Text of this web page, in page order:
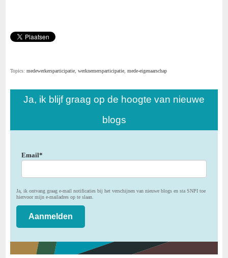
Topics:medewerkersparticipatie ,werknemersparticipatie ,mede-eigenaarschap
Ja, ik blijf graag op de hoogte van nieuwe
blogs
Email*
Ja, ik ontvang graag e-mail notificaties bij het verschijnen van nieuwe blogs en sta SNPI toe
hiervoor mijn e-mailadres op te slaan.